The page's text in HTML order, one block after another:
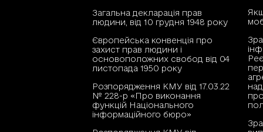
Загальна декларація прав
людини, від 10 грудня 1948 року
Європейська конвенція про
захист прав людини і
основоположних свобод від 04
листопада 1950 року
Розпорядження КМУ від 17.03.22
№ 228-р «Про виконання
функцій Національного
інформаційного бюро»